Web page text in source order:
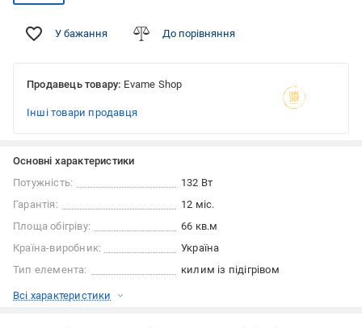
У бажання До порівняння
Продавець товару: Evame Shop
Інші товари продавця
Основні характеристики
Потужність:
132 Вт
Гарантія:
12 міс.
Площа обігріву:
66 кв.м
Країна-виробник:
Україна
Тип елемента:
килим із підігрівом
Всі характеристики